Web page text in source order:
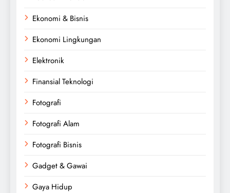
Ekonomi & Bisnis
Ekonomi Lingkungan
Elektronik
Finansial Teknologi
Fotografi
Fotografi Alam
Fotografi Bisnis
Gadget & Gawai
Gaya Hidup